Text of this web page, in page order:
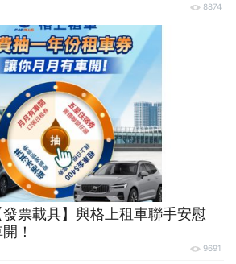
8874
票載具】與格上租車聯手安慰
！
9691